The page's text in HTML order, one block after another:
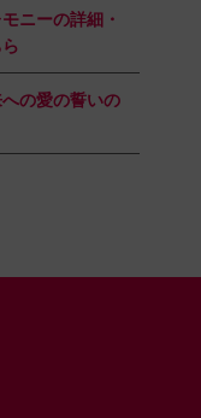
ニーの詳細・
の愛の誓いの